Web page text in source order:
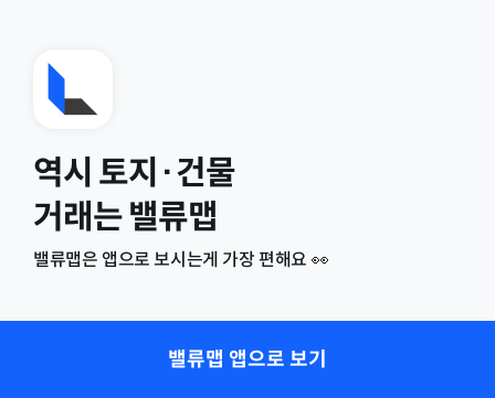
역시 토지·건물
거래는 밸류맵
밸류맵은 앱으로 보시는게 가장 편해요 👀
밸류맵 앱으로 보기